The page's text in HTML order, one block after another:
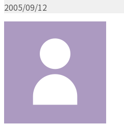
2005/09/12